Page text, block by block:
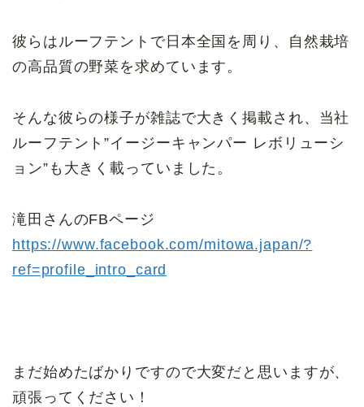
彼らはルーフテントで日本全国を周り、自然栽培
の高品質の野菜を求めています。
そんな彼らの様子が雑誌で大きく掲載され、当社
ルーフテント”イージーキャンパー レボリューシ
ョン”も大きく載っていました。
滝田さんのFBページ
https://www.facebook.com/mitowa.japan/?
ref=profile_intro_card
まだ始めたばかりですので大変だと思いますが、
頑張ってください！